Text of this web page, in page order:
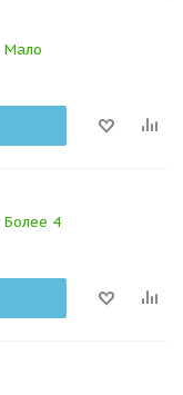
Мало
Более 4